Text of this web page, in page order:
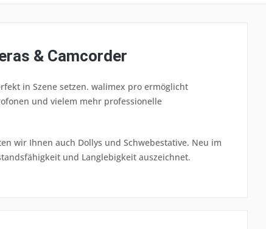
& Camcorder
in Szene setzen. walimex pro ermöglicht
und vielem mehr professionelle
wir Ihnen auch Dollys und Schwebestative. Neu im
und Langlebigkeit auszeichnet.